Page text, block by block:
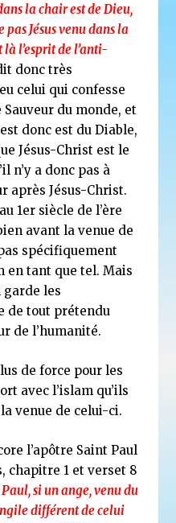
la chair est de Dieu,
pas Jésus venu dans la
là l’esprit de l’anti-
donctrès
celui qui confesse
Sauveur du monde, et
donc est du Diable,
Jésus-Christ est le
n’y a donc pas à
après Jésus-Christ.
au 1er siècle de l’ère
avant la venue de
spécifiquement
en tant que tel. Mais
les
de tout prétendu
de l’humanité.
de force pour les
avec l’islam qu’ils
venue de celui-ci.
l’apôtre Saint Paul
chapitre 1 et verset 8
si un ange, venu du
différent de celui